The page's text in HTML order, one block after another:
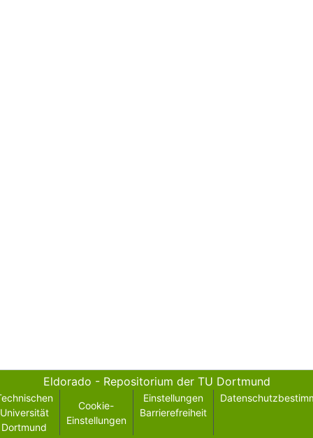
Eldorado - Repositorium der TU Dortmund
Universität
Dortmund
Cookie-
Einstellungen
Einstellungen
Barrierefreiheit